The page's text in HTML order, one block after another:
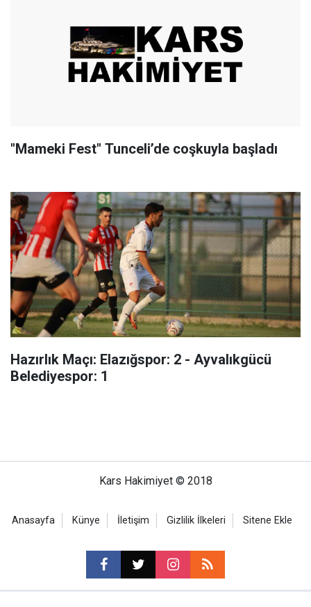
"Mameki Fest" Tunceli’de coşkuyla başladı
Hazırlık Maçı: Elazığspor: 2 - Ayvalıkgücü
Belediyespor: 1
Kars Hakimiyet © 2018
Anasayfa Künye İletişim Gizlilik İlkeleri Sitene Ekle